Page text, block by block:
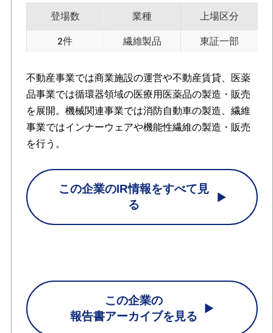
登場数
2件
業種
繊維製品
上場区分
東証一部
不動産事業では商業施設の運営や不動産賃貸、医薬
品事業では循環器領域の医療用医薬品の製造・販売
を展開。機械関連事業では消防自動車の製造、繊維
事業ではインナーウェアや機能性繊維の製造・販売
を行う。
この企業のIR情報をすべて見
る
この企業の
報告書アーカイブを見る